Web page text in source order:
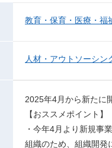
教育・保育・医療・福
人材・アウトソーシン
2025年4月から新たに
【おススメポイント】
・今年4月より新規事
組織のため、組織開発